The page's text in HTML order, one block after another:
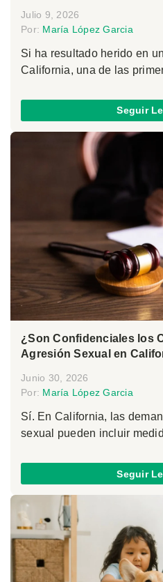
Julio 9, 2026
Por: María López Garcia
Si ha resultado herido en
California, una de las
Seguir
¿Son Confidenciales los
Agresión Sexual en
Junio 30, 2026
Por: María López Garcia
Sí. En California, las
sexual pueden incluir
Seguir